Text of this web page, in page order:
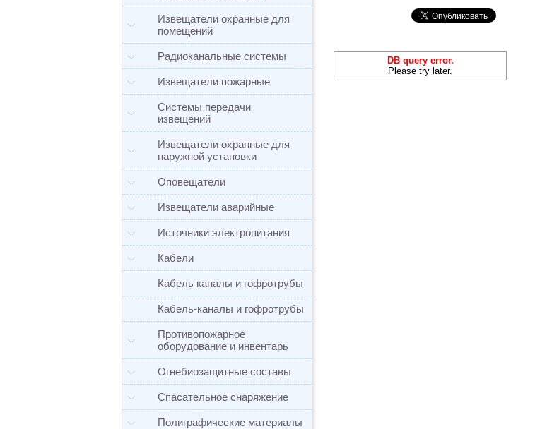
Извещатели охранные для
помещений
Радиоканальные системы
Извещатели пожарные
Системы передачи
извещений
Извещатели охранные для
наружной установки
Оповещатели
Извещатели аварийные
Источники электропитания
Кабели
Кабель каналы и гофротрубы
Кабель-каналы и гофротрубы
Противопожарное
оборудование и инвентарь
Огнебиозащитные составы
Спасательное снаряжение
Полиграфические материалы
DB query error.
Please try later.